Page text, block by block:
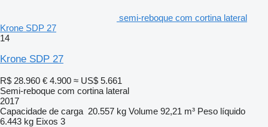
semi-reboque com cortina lateral
Krone SDP 27
14
Krone SDP 27
R$ 28.960 € 4.900 ≈ US$ 5.661
Semi-reboque com cortina lateral
2017
Capacidade de carga 20.557 kg Volume 92,21 m³ Peso líquido
6.443 kg Eixos 3